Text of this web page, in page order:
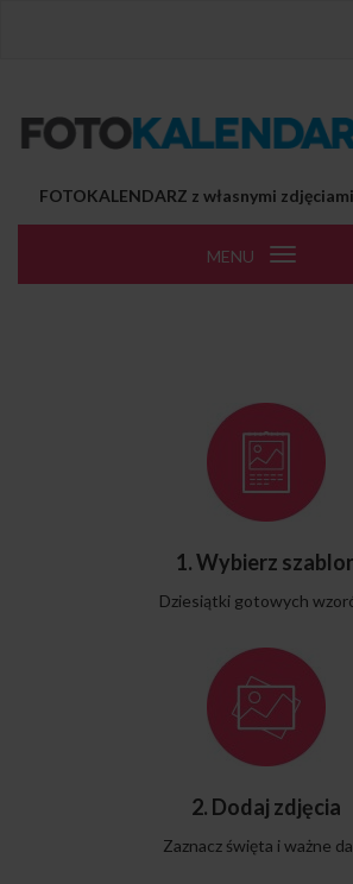
FOTOKALENDARZ z własnymi
MENU
Toggle
1. Wybierz
Dziesiątki gotowych
2. Dodaj zdjęcia
Zaznacz święta i ważne